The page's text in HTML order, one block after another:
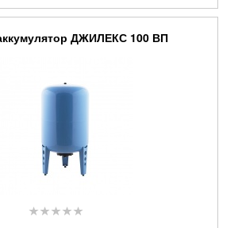
ДЖИЛЕКС 100 ВП